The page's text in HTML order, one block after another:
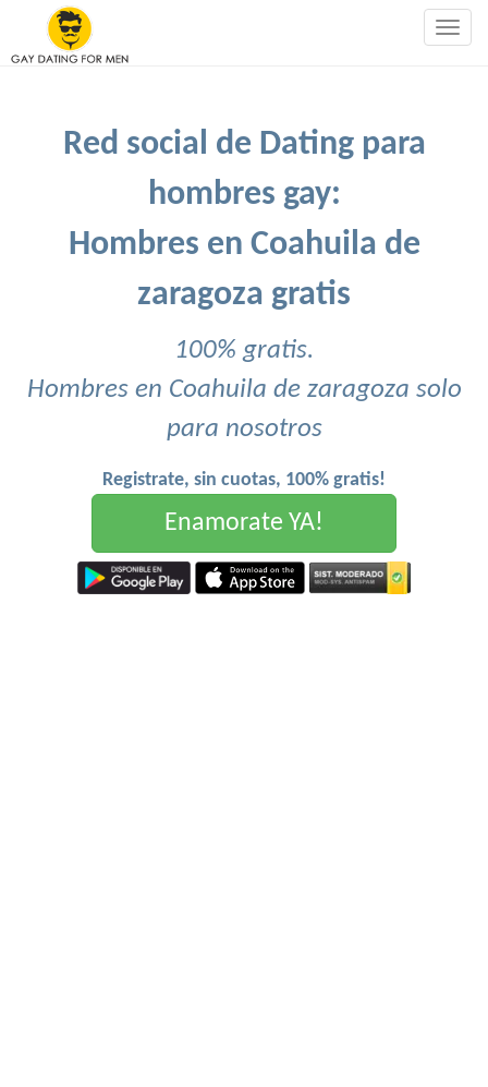
Red social de Dating para
hombres gay:
Hombres en Coahuila de
zaragoza gratis
100% gratis.
Hombres en Coahuila de zaragoza solo
para nosotros
Registrate, sin cuotas, 100% gratis!
Enamorate YA!